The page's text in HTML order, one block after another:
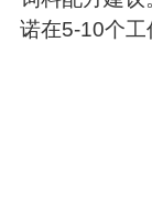
诺在5-10个工